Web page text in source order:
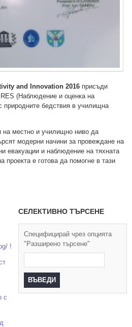
and Innovation 2016 присъди
(Наблюдение и оценка на
природните бедствия в училищна
на местно и училищно ниво да
модерни начини за провеждане на
евакуации и наблюдение на тяхната
проекта е готова да помогне в тази
!
с
СЕЛЕКТИВНО ТЪРСЕНЕ
Специфицирай чрез опцията
"Разширено търсене"